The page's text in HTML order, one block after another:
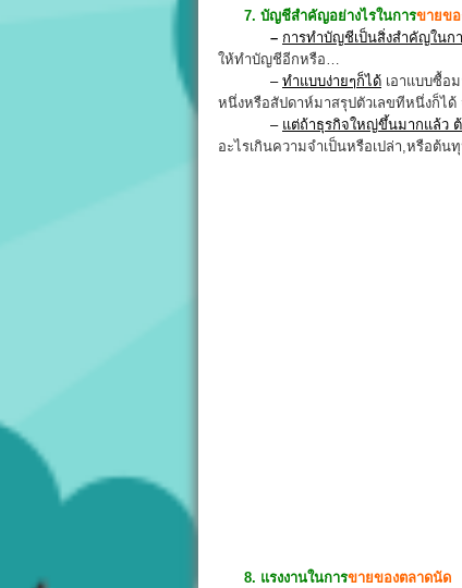
7. บัญชีสำคัญอย่างไรในการขายข
– การทำบัญชีเป็นสิ่งสำคัญในก
ให้ทำบัญชีอีกหรือ…
– ทำแบบง่ายๆก็ได้ เอาแบบซื้อ
หนึ่งหรือสัปดาห์มาสรุปตัวเลขทีหนึ่งก็ไ
– แต่ถ้าธุรกิจใหญ่ขึ้นมากแล้ว ต้
อะไรเกินความจำเป็นหรือเปล่า,หรือต้
8. แรงงานในการขายของตลาดนัด